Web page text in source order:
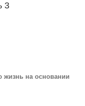
3
жизнь на основании